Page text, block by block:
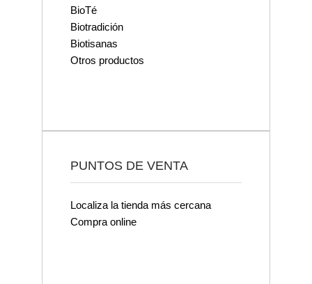
BioTé
Biotradición
Biotisanas
Otros productos
PUNTOS DE VENTA
Localiza la tienda más cercana
Compra online